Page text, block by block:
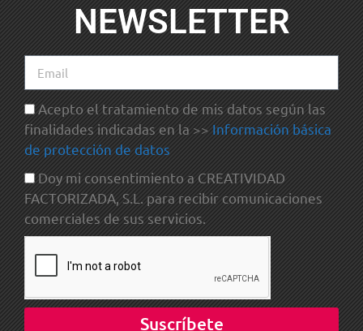
NEWSLETTER
Acepto el tratamiento de mis datos según las
finalidades indicadas en la >> Información básica
de protección de datos
Doy mi consentimiento a CREATIVIDAD
FACTORIZADA, S.L. para recibir comunicaciones
comerciales de sus servicios.
Suscríbete